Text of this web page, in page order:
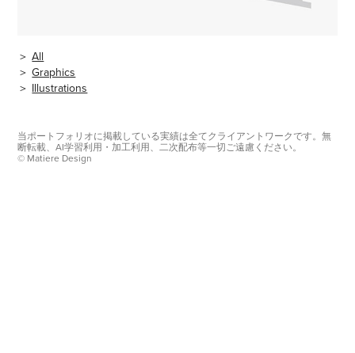
＞All
＞Graphics
＞ Illustrations
当ポートフォリオに掲載している実績は全てクライアントワークです。無
断転載、AI学習利用・加工利用、二次配布等一切ご遠慮ください。
© Matiere Design